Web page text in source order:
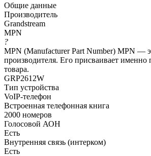
Общие данные
Производитель
Grandstream
MPN
?
MPN (Manufacturer Part Number) MPN —
производителя. Его присваивает именно
товара.
GRP2612W
Тип устройства
VoIP-телефон
Встроенная телефонная книга
2000 номеров
Голосовой АОН
Есть
Внутренняя связь (интерком)
Есть